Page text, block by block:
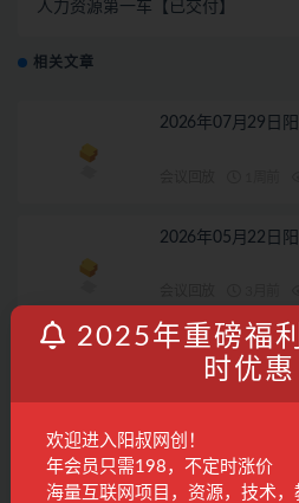
人力资源第一车【已交付】
相关文章
2026年07月29日
2026年05月22日
2026年05月11日
会议回放 3月前
2026年07月3日阳
2025年重磅福
时优惠
欢迎进入阳叔网创！
年会员只需198，不定时涨价
海量互联网项目，资源，技术，